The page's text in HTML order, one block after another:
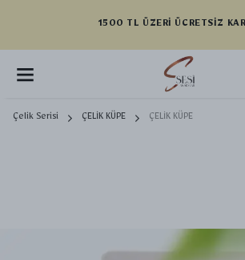
1500 TL ÜZERI ÜCRETSIZ KARGO
Çelik Serisi ÇELİK KÜPE ÇELİK KÜPE